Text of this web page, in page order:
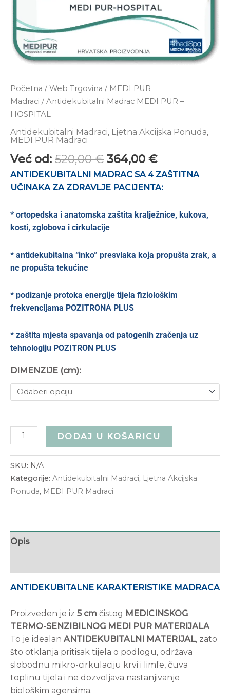
Početna /Web Trgovina / MEDI PUR
Madraci / Antidekubitalni Madrac MEDI PUR –
HOSPITAL
Antidekubitalni Madraci, Ljetna Akcijska Ponuda,
MEDI PUR Madraci
Već od: 520,00€ 364,00 €
ANTIDEKUBITALNI MADRAC SA 4 ZAŠTITNA
UČINAKA ZA ZDRAVLJE PACIJENTA:
* ortopedska i anatomska zaštita kralježnice, kukova,
kosti, zglobova i cirkulacije
* antidekubitalna “inko” presvlaka koja propušta zrak, a
ne propušta tekućine
* podizanje protoka energije tijela fiziološkim
frekvencijama POZITRONA PLUS
* zaštita mjesta spavanja od patogenih zračenja uz
tehnologiju POZITRON PLUS
DIMENZIJE (cm):
DODAJ U KOŠARICU
SKU: N/A
Kategorije: Antidekubitalni Madraci, Ljetna Akcijska
Ponuda, MEDI PUR Madraci
Opis
ANTIDEKUBITALNE KARAKTERISTIKE MADRACA
Proizveden je iz 5 cm čistog MEDICINSKOG
TERMO-SENZIBILNOG MEDI PUR MATERIJALA.
To je idealan ANTIDEKUBITALNI MATERIJAL, zato
što otklanja pritisak tijela o podlogu, održava
slobodnu mikro-cirkulaciju krvi i limfe, čuva
toplinu tijela i ne dozvoljava nastanjivanje
biološkim agensima.